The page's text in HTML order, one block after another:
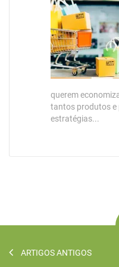
querem
tantos produtos e
estratégias...
ARTIGOS ANTIGOS